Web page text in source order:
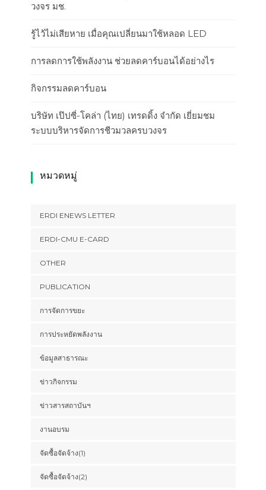
วงจร มช.
รู้ไว้ไม่เสียหาย เมื่อคุณเปลี่ยนมาใช้หลอด LED
การลดการใช้พลังงาน ช่วยลดคาร์บอนได้อย่างไร
กิจกรรมลดคาร์บอน
บริษัท เป๊ปซี่-โคล่า (ไทย) เทรดดิ้ง จำกัด เยี่ยมชม
ระบบบริหารจัดการชีวมวลครบวงจร
หมวดหมู่
ERDI ENEWS LETTER
ERDI-CMU E-CARD
OTHER
PUBLICATION
การจัดการขยะ
การประหยัดพลังงาน
ข้อมูลสาธารณะ
ข่าวกิจกรรม
ข่าวสารสถาบันฯ
งานอบรม
จัดซื้อจัดจ้าง(1)
จัดซื้อจัดจ้าง(2)